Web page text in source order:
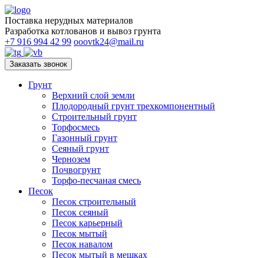
Поставка нерудных материалов
Разработка котлованов и вывоз грунта
+7 916 994 42 99 ooovtk24@mail.ru
Заказать звонок
Грунт
Верхний слой земли
Плодородный грунт трехкомпонентный
Строительный грунт
Торфосмесь
Газонный грунт
Сеяный грунт
Чернозем
Почвогрунт
Торфо-песчаная смесь
Песок
Песок строительный
Песок сеяный
Песок карьерный
Песок мытый
Песок навалом
Песок мытый в мешках